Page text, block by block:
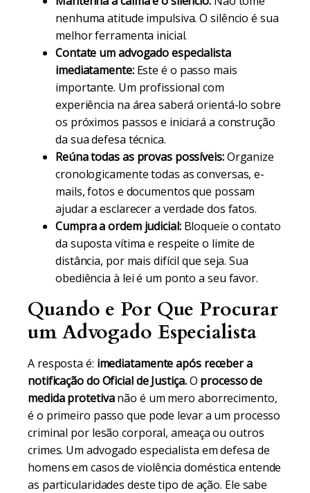
nenhuma atitude impulsiva. O silêncio é sua
melhor ferramenta inicial.
Contate um advogado especialista
imediatamente:Este é o passo mais
importante. Um profissional com
experiência na área saberá orientá-lo sobre
os próximos passos e iniciará a construção
da sua defesa técnica.
Reúna todas as provas possíveis:Organize
cronologicamente todas as conversas, e-
mails, fotos e documentos que possam
ajudar a esclarecer a verdade dos fatos.
Cumpra a ordem judicial:Bloqueie o contato
da suposta vítima e respeite o limite de
distância, por mais difícil que seja. Sua
obediência à lei é um ponto a seu favor.
Quando e Por Que Procurar
um Advogado Especialista
A resposta é: imediatamente após receber a
notificação do Oficial de Justiça.O processo de
medida protetivanão é um mero aborrecimento,
é o primeiro passo que pode levar a um processo
criminal por lesão corporal, ameaça ou outros
crimes. Um advogado especialista em defesa de
homens em casos de violência doméstica entende
as particularidades deste tipo de ação. Ele sabe